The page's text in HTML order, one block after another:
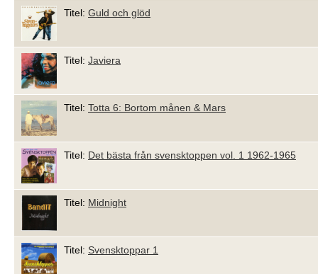
Titel: Guld och glöd
Titel: Javiera
Titel: Totta 6: Bortom månen & Mars
Titel: Det bästa från svensktoppen vol. 1 1962-1965
Titel: Midnight
Titel: Svensktoppar 1